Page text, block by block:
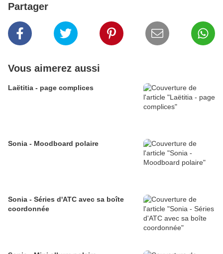
Partager
Vous aimerez aussi
Laëtitia - page complices
Sonia - Moodboard polaire
Sonia - Séries d'ATC avec sa boîte
coordonnée